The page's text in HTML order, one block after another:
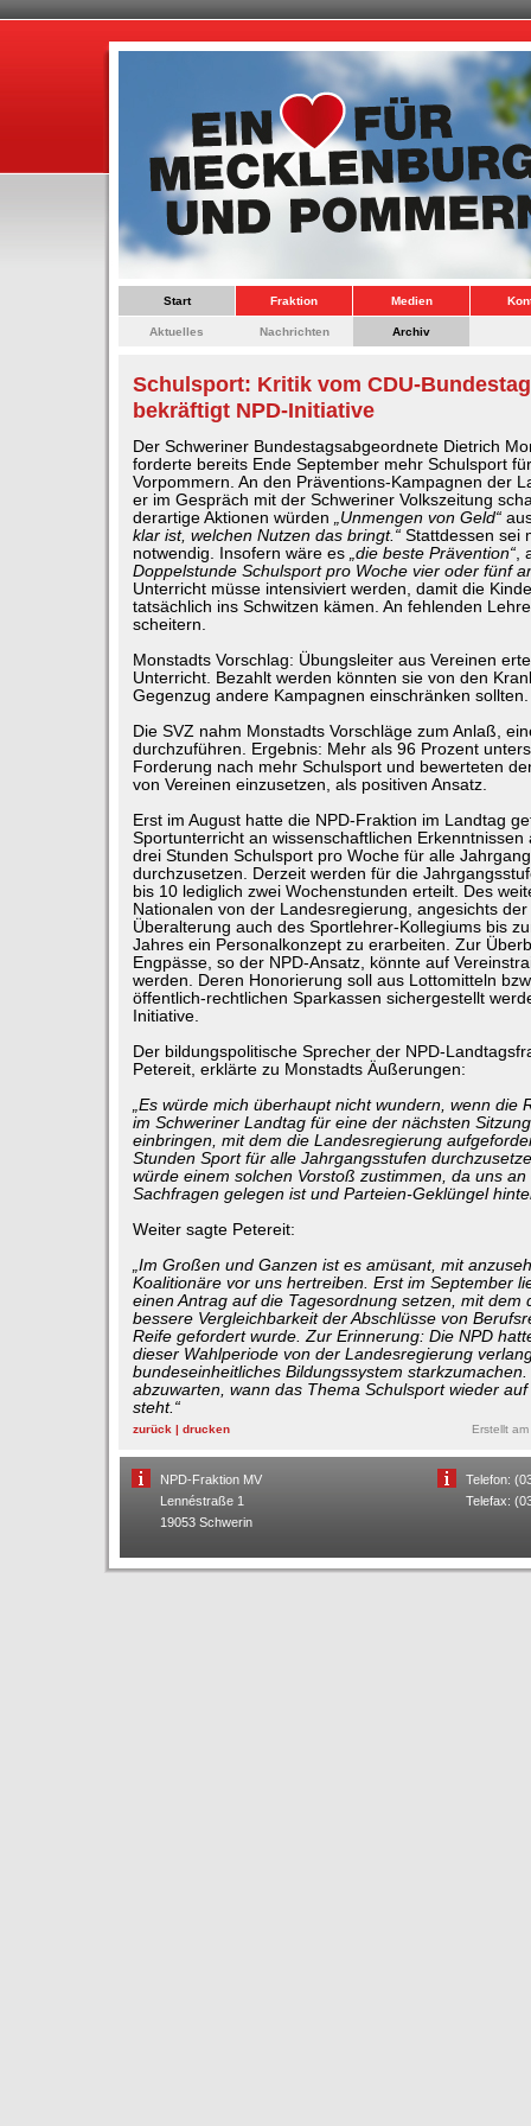
Start Fraktion Medien
Aktuelles Nachrichten Archiv
Schulsport: Kritik vom CDU-
bekräftigt NPD-Initiative
Der Schweriner Bundestagsabgeordnete Dietrich
forderte bereits Ende September mehr Schulsport
Vorpommern. An den Präventions-Kampagnen der
er im Gespräch mit der Schweriner Volkszeitung
derartige Aktionen würden „Unmengen von Geld“
klar ist, welchen Nutzen das bringt.“ Stattdessen sei
notwendig. Insofern wäre es „die beste Prävention“,
Doppelstunde Schulsport pro Woche vier oder fünf
Unterricht müsse intensiviert werden, damit die
tatsächlich ins Schwitzen kämen. An fehlenden
scheitern.
Monstadts Vorschlag: Übungsleiter aus Vereinen
Unterricht. Bezahlt werden könnten sie von den
Gegenzug andere Kampagnen einschränken sollten.
Die SVZ nahm Monstadts Vorschläge zum Anlaß,
durchzuführen. Ergebnis: Mehr als 96 Prozent
Forderung nach mehr Schulsport und bewerteten
von Vereinen einzusetzen, als positiven Ansatz.
Erst im August hatte die NPD-Fraktion im Landtag
Sportunterricht an wissenschaftlichen Erkenntnissen
drei Stunden Schulsport pro Woche für alle
durchzusetzen. Derzeit werden für die
bis 10 lediglich zwei Wochenstunden erteilt. Des
Nationalen von der Landesregierung, angesichts
Überalterung auch des Sportlehrer-Kollegiums bis
Jahres ein Personalkonzept zu erarbeiten. Zur
Engpässe, so der NPD-Ansatz, könnte auf
werden. Deren Honorierung soll aus Lottomitteln
öffentlich-rechtlichen Sparkassen sichergestellt
Initiative.
Der bildungspolitische Sprecher der NPD-
Petereit, erklärte zu Monstadts Äußerungen:
„Es würde mich überhaupt nicht wundern, wenn die
im Schweriner Landtag für eine der nächsten
einbringen, mit dem die Landesregierung
Stunden Sport für alle Jahrgangsstufen
würde einem solchen Vorstoß zustimmen, da uns
Sachfragen gelegen ist und Parteien-Geklüngel
Weiter sagte Petereit:
„Im Großen und Ganzen ist es amüsant, mit
Koalitionäre vor uns hertreiben. Erst im September
einen Antrag auf die Tagesordnung setzen, mit dem
bessere Vergleichbarkeit der Abschlüsse von
Reife gefordert wurde. Zur Erinnerung: Die NPD
dieser Wahlperiode von der Landesregierung
bundeseinheitliches Bildungssystem
abzuwarten, wann das Thema Schulsport wieder
steht.“
zurück | drucken Erstellt
NPD-Fraktion MV
Lennéstraße 1
19053 Schwerin
Telefon:
Telefax: